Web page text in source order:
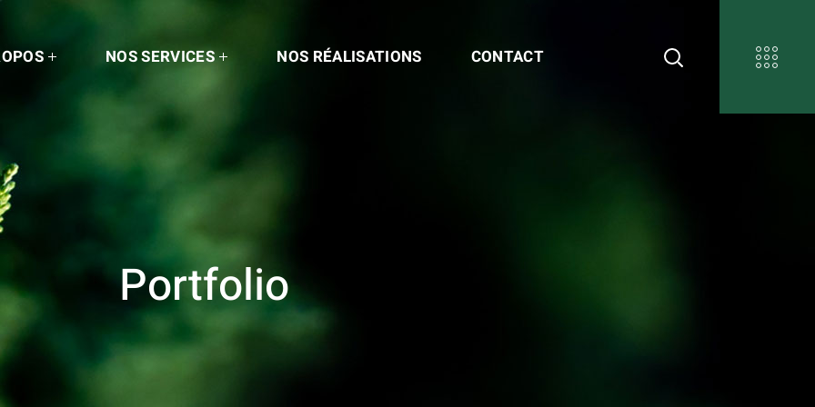
NOS SERVICES NOS RÉALISATIONS CONTACT
Portfolio